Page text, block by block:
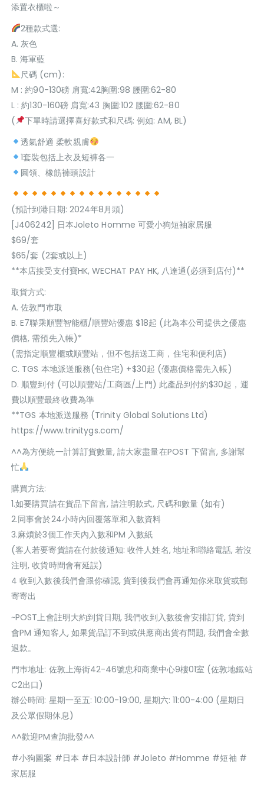
添置衣櫃啦～
2種款式選:
A. 灰色
B. 海軍藍
尺碼 (cm):
M : 約90-130磅 肩寬:42胸圍:98 腰圍:62-80
L : 約130-160磅 肩寬:43 胸圍:102 腰圍:62-80
(
下單時請選擇喜好款式和尺碼: 例如: AM, BL)
透氣舒適 柔軟親膚
1套裝包括上衣及短褲各一
圓領、橡筋褲頭設計
(預計到港日期: 2024年8月頭)
[J406242] 日本Joleto Homme 可愛小狗短袖家居服
$69/套
$65/套 (2套或以上)
**本店接受支付寶HK, WECHAT PAY HK, 八達通(必須到店付)**
取貨方式:
A. 佐敦門巿取
B. E7聯乘順豐智能櫃/順豐站優惠 $18起 (此為本公司提供之優惠
價格, 需預先入帳)*
(需指定順豐櫃或順豐站，但不包括送工商，住宅和便利店)
C. TGS 本地派送服務(包住宅) +$30起 (優惠價格需先入帳)
D. 順豐到付 (可以順豐站/工商區/上門) 此產品到付約$30起，運
費以順豐最終收費為準
**TGS 本地派送服務 (Trinity Global Solutions Ltd)
https://www.trinitygs.com/
^^為方便統一計算訂貨數量, 請大家盡量在POST 下留言, 多謝幫
忙
購買方法:
1.如要購買請在貨品下留言, 請注明款式, 尺碼和數量 (如有)
2.同事會於24小時內回覆落單和入數資料
3.麻煩於3個工作天內入數和PM 入數紙
(客人若要寄貨請在付款後通知: 收件人姓名, 地址和聯絡電話, 若沒
注明, 收貨時間會有延誤)
4 收到入數後我們會跟你確認, 貨到後我們會再通知你來取貨或郵
寄寄出
~POST上會註明大約到貨日期, 我們收到入數後會安排訂貨, 貨到
會PM 通知客人, 如果貨品訂不到或供應商出貨有問題, 我們會全數
退款。
門巿地址: 佐敦上海街42-46號忠和商業中心9樓01室 (佐敦地鐵站
C2出口)
辦公時間: 星期一至五: 10:00-19:00, 星期六: 11:00-4:00 (星期日
及公眾假期休息)
^^歡迎PM查詢批發^^
#小狗圖案 #日本 #日本設計師 #Joleto #Homme #短袖 #
家居服